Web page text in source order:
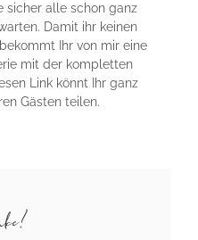
sicher alle schon ganz
Damit ihr keinen
Ihr von mir eine
mit der kompletten
Link könnt Ihr ganz
Gästen teilen.